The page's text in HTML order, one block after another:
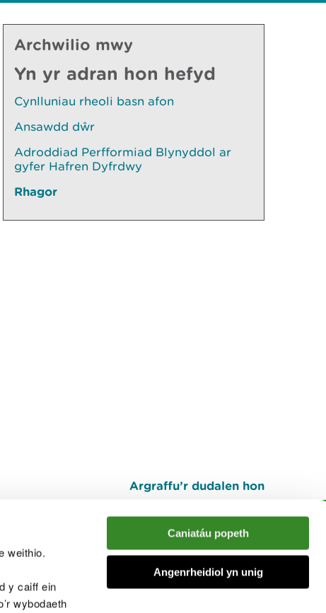
weithio.
y caiff ein
wybodaeth
Caniatáu popeth
Angenrheidiol yn unig
Archwilio mwy
Yn yr adran hon hefyd
Cynlluniau rheoli basn afon
Ansawdd dŵr
Adroddiad Perfformiad Blynyddol ar
gyfer Hafren Dyfrdwy
Rhagor
Argraffu’r dudalen hon
I fyny